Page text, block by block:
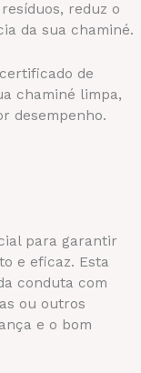
reduz o
da sua chaminé.
de
chaminé limpa,
desempenho.
para garantir
e eficaz. Esta
conduta com
ou outros
e o bom